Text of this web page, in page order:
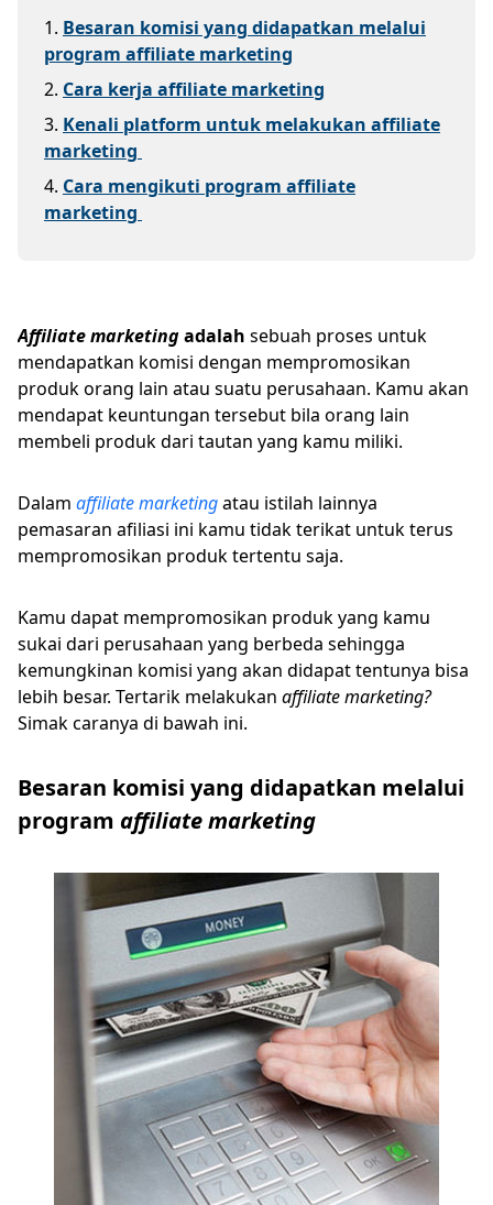
1. Besaran komisi yang didapatkan melalui
program affiliate marketing
2. Cara kerja affiliate marketing
3. Kenali platform untuk melakukan affiliate
marketing
4. Cara mengikuti program affiliate
marketing
Affiliate marketingadalah sebuah proses untuk
mendapatkan komisi dengan mempromosikan
produk orang lain atau suatu perusahaan. Kamu akan
mendapat keuntungan tersebut bila orang lain
membeli produk dari tautan yang kamu miliki.
Dalam affiliate marketingatau istilah lainnya
pemasaran afiliasi ini kamu tidak terikat untuk terus
mempromosikan produk tertentu saja.
Kamu dapat mempromosikan produk yang kamu
sukai dari perusahaan yang berbeda sehingga
kemungkinan komisi yang akan didapat tentunya bisa
lebih besar. Tertarik melakukan affiliate marketing?
Simak caranya di bawah ini.
Besaran komisi yang didapatkan melalui
program affiliate marketing